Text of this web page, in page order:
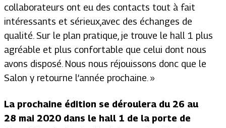
collaborateurs ont eu des contacts tout à fait
intéressants et sérieuxavec des échanges de
qualité. Sur le plan pratique, je trouve le hall 1 plus
agréable et plus confortable que celui dont nous
avons disposé. Nous nous réjouissons donc que le
Salon y retourne l’année prochaine. »
La prochaine édition se déroulera du 26 au
28 mai 2020 dans le hall 1 de la porte de